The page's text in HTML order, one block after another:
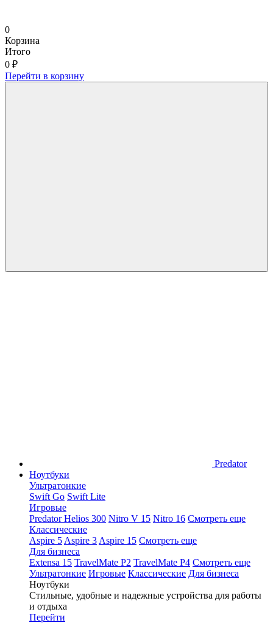
0
Корзина
Итого
0 ₽
Перейти в корзину
Predator
Ноутбуки
Ультратонкие
Swift Go Swift Lite
Игровые
Predator Helios 300 Nitro V 15 Nitro 16 Смотреть еще
Классические
Aspire 5 Aspire 3 Aspire 15 Смотреть еще
Для бизнеса
Extensa 15 TravelMate P2 TravelMate P4 Смотреть еще
Ультратонкие Игровые Классические Для бизнеса
Ноутбуки
Стильные, удобные и надежные устройства для работы
и отдыха
Перейти